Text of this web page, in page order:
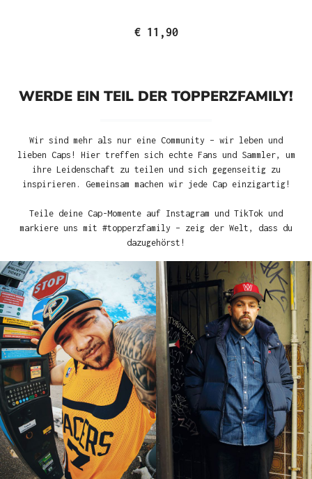
€ 11,90
WERDE EIN TEIL DER TOPPERZFAMILY!
Wir sind mehr als nur eine Community – wir leben und
lieben Caps! Hier treffen sich echte Fans und Sammler, um
ihre Leidenschaft zu teilen und sich gegenseitig zu
inspirieren. Gemeinsam machen wir jede Cap einzigartig!
Teile deine Cap-Momente auf Instagram und TikTok und
markiere uns mit #topperzfamily – zeig der Welt, dass du
dazugehörst!